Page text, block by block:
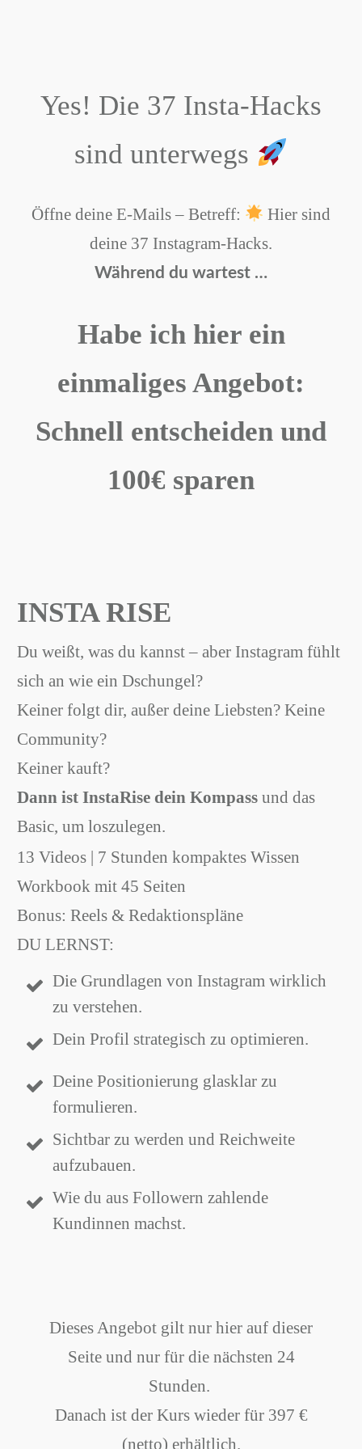
Yes! Die 37 Insta-Hacks
sind unterwegs
Öffne deine E-Mails – Betreff:
Hier sind
deine 37 Instagram-Hacks.
Während du wartest …
Habe ich hier ein
einmaliges Angebot:
Schnell entscheiden und
100€ sparen
INSTA RISE
Du weißt, was du kannst – aber Instagram fühlt
sich an wie ein Dschungel?
Keiner folgt dir, außer deine Liebsten? Keine
Community?
Keiner kauft?
Dann ist InstaRise dein Kompass und das
Basic, um loszulegen.
13 Videos | 7 Stunden kompaktes Wissen
Workbook mit 45 Seiten
Bonus: Reels & Redaktionspläne
DU LERNST:
Die Grundlagen von Instagram wirklich
zu verstehen.
Dein Profil strategisch zu optimieren.
Deine Positionierung glasklar zu
formulieren.
Sichtbar zu werden und Reichweite
aufzubauen.
Wie du aus Followern zahlende
Kundinnen machst.
Dieses Angebot gilt nur hier auf dieser
Seite und nur für die nächsten 24
Stunden.
Danach ist der Kurs wieder für 397 €
(netto) erhältlich.